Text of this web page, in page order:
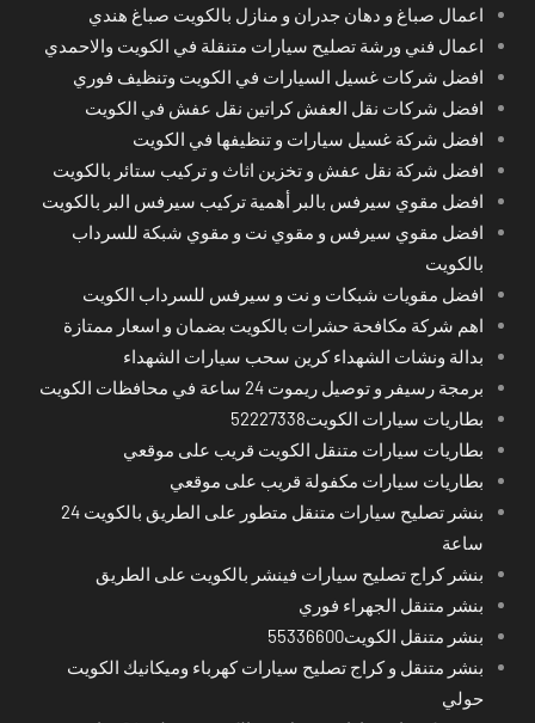
اعمال صباغ و دهان جدران و منازل بالكويت صباغ هندي
اعمال فني ورشة تصليح سيارات متنقلة في الكويت والاحمدي
افضل شركات غسيل السيارات في الكويت وتنظيف فوري
افضل شركات نقل العفش كراتين نقل عفش في الكويت
افضل شركة غسيل سيارات و تنظيفها في الكويت
افضل شركة نقل عفش و تخزين اثاث و تركيب ستائر بالكويت
افضل مقوي سيرفس بالبر أهمية تركيب سيرفس البر بالكويت
افضل مقوي سيرفس و مقوي نت و مقوي شبكة للسرداب
بالكويت
افضل مقويات شبكات و نت و سيرفس للسرداب الكويت
اهم شركة مكافحة حشرات بالكويت بضمان و اسعار ممتازة
بدالة ونشات الشهداء كرين سحب سيارات الشهداء
برمجة رسيفر و توصيل ريموت 24 ساعة في محافظات الكويت
بطاريات سيارات الكويت52227338
بطاريات سيارات متنقل الكويت قريب على موقعي
بطاريات سيارات مكفولة قريب على موقعي
بنشر تصليح سيارات متنقل متطور على الطريق بالكويت 24
ساعة
بنشر كراج تصليح سيارات فينشر بالكويت على الطريق
بنشر متنقل الجهراء فوري
بنشر متنقل الكويت55336600
بنشر متنقل و كراج تصليح سيارات كهرباء وميكانيك الكويت
حولي